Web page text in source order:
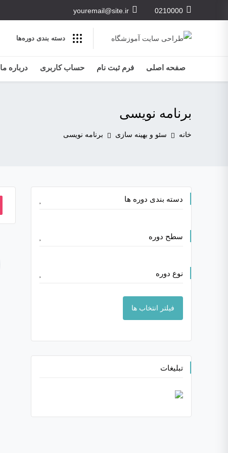
0210000
youremail@site.ir
دسته بندی‌ دوره‌ها
صفحه اصلی فرم ثبت نام حساب کاربری درباره ما
برنامه نویسی
خانه سئو و بهینه سازی برنامه نویسی
دسته بندی دوره ها
سطح دوره
نوع دوره
فیلتر انتخاب ها
تبلیغات